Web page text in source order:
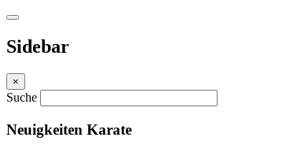
Sidebar
×
Suche
Neuigkeiten Karate